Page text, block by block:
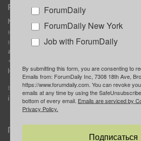
Реклама
MediaKit
Контактное лицо:
Марина Баранчук
ad@forumdaily.com
+1 347-604-1261
Наши рекламодатели
E-mail редакции:
info@forumdaily.com
Подписка
ForumDaily
ForumDaily New York
Job with ForumDaily
By submitting this form, you are consenting to
Emails from: ForumDaily Inc, 7308 18th Ave,
https://www.forumdaily.com. You can revoke
emails at any time by using the
bottom of every email. Emails are serviced by
Privacy Policy.
Подписаться